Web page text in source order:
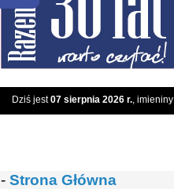
Dziś jest07 sierpnia 2026 r., imieniny
- Strona Główna